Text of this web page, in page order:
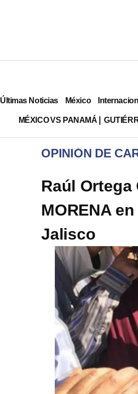
Últimas Noticias México
MÉXICO VS PANAMÁ
OPINIÓN DE
Raúl
MORENA
Jalisco